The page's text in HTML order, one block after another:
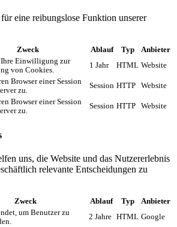
eine reibungslose Funktion unserer
Zweck Ablauf Typ
Anbieter
Ihre Einwilligung zur
von Cookies.
1 Jahr HTML Website
Browser einer Session
zu.
Session HTTP Website
Browser einer Session
zu.
Session HTTP Website
uns, die Website und das Nutzererlebnis
relevante Entscheidungen zu
Zweck Ablauf Typ
Anbieter
um Benutzer zu
2 Jahre HTML Google